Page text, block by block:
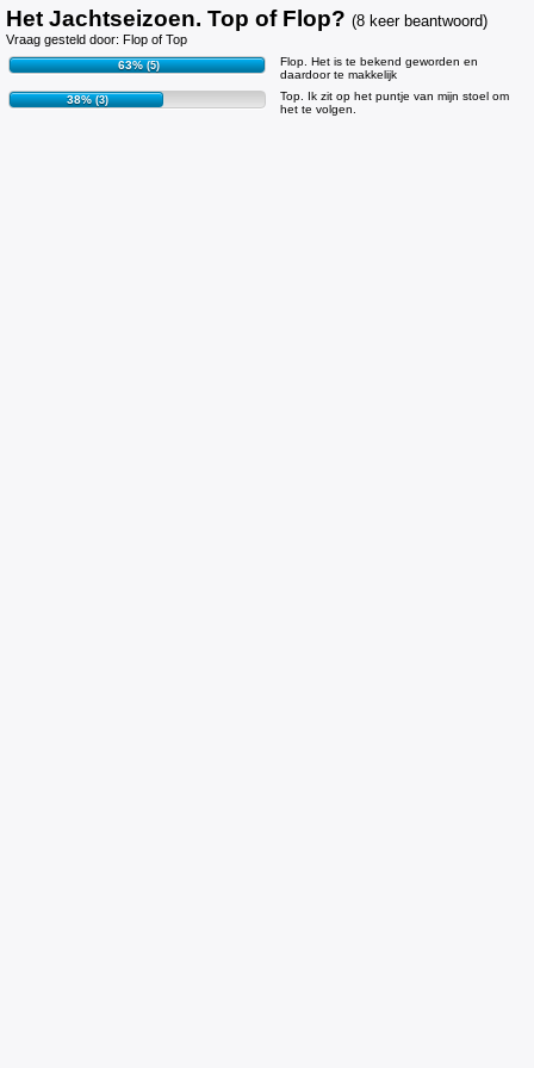
Het Jachtseizoen. Top of Flop? (8 keer beantwoord)
Vraag gesteld door: Flop of Top
63%(5)
Flop. Het is te bekend geworden en
daardoor te makkelijk
38%(3)
Top. Ik zit op het puntje van mijn stoel om
het te volgen.